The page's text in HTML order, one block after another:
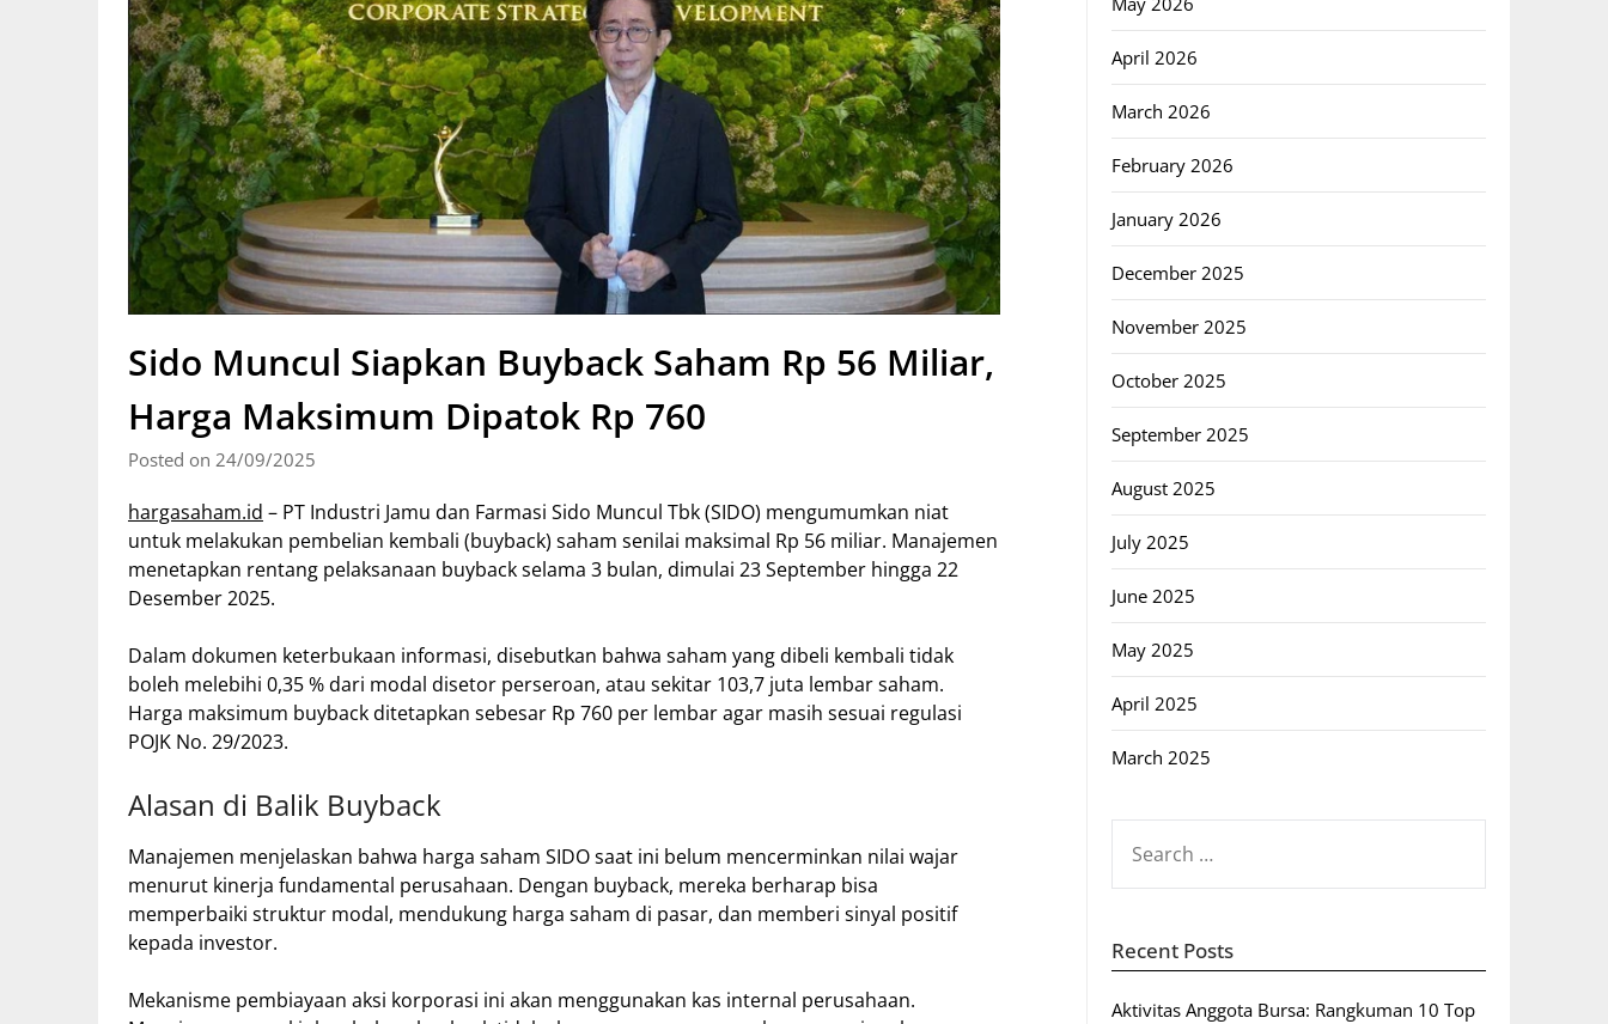
Sido Muncul Siapkan Buyback Saham Rp 56 Miliar,
Harga Maksimum Dipatok Rp 760
Posted on 24/09/2025
hargasaham.id – PT Industri Jamu dan Farmasi Sido Muncul Tbk (SIDO) mengumumkan niat
untuk melakukan pembelian kembali (buyback) saham senilai maksimal Rp 56 miliar. Manajemen
menetapkan rentang pelaksanaan buyback selama 3 bulan, dimulai 23 September hingga 22
Desember 2025.
Dalam dokumen keterbukaan informasi, disebutkan bahwa saham yang dibeli kembali tidak
boleh melebihi 0,35 % dari modal disetor perseroan, atau sekitar 103,7 juta lembar saham.
Harga maksimum buyback ditetapkan sebesar Rp 760 per lembar agar masih sesuai regulasi
POJK No. 29/2023.
Alasan di Balik Buyback
Manajemen menjelaskan bahwa harga saham SIDO saat ini belum mencerminkan nilai wajar
menurut kinerja fundamental perusahaan. Dengan buyback, mereka berharap bisa
memperbaiki struktur modal, mendukung harga saham di pasar, dan memberi sinyal positif
kepada investor.
Mekanisme pembiayaan aksi korporasi ini akan menggunakan kas internal perusahaan.
April 2026
March 2026
February 2026
January 2026
December 2025
November 2025
October 2025
September 2025
August 2025
July 2025
June 2025
May 2025
April 2025
March 2025
FOR:
Recent Posts
Aktivitas Anggota Bursa: Rangkuman 10 Top